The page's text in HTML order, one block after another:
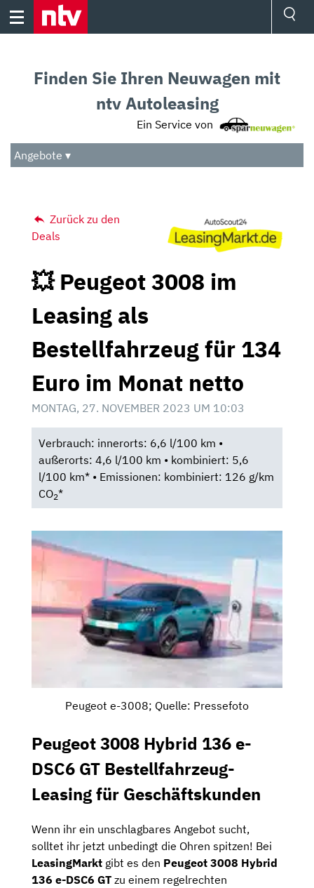
Skip
Audio
Das Beste
Finden Sie Ihren Neuwagen mit
ntv Autoleasing
Ein Service von
Angebote ▾
Zurück zu den
Deals
💥 Peugeot 3008 im
Leasing als
Bestellfahrzeug für 134
Euro im Monat netto
MONTAG, 27. NOVEMBER 2023 UM 10:03
Verbrauch: innerorts: 6,6 l/100 km •
außerorts: 4,6 l/100 km • kombiniert: 5,6
l/100 km* • Emissionen: kombiniert: 126 g/km
CO2*
Peugeot e-3008; Quelle: Pressefoto
Peugeot 3008 Hybrid 136 e-
DSC6 GT Bestellfahrzeug-
Leasing für Geschäftskunden
Wenn ihr ein unschlagbares Angebot sucht,
solltet ihr jetzt unbedingt die Ohren spitzen! Bei
LeasingMarkt gibt es den Peugeot 3008 Hybrid
136 e-DSC6 GT zu einem regelrechten